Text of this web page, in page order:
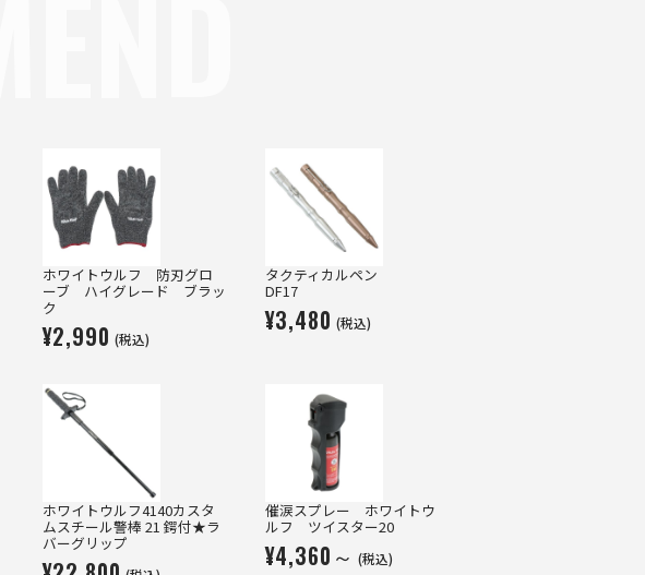
ホワイトウルフ 防刃グロ
ーブ ハイグレード ブラッ
ク
¥2,990 (税込)
タクティカルペン
DF17
¥3,480 (税込)
ホワイトウルフ4140カスタ
ムスチール警棒 21 鍔付★ラ
バーグリップ
催涙スプレー ホワイトウ
ルフ ツイスター20
¥4,360～ (税込)